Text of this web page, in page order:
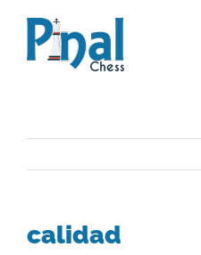
contenido
calidad